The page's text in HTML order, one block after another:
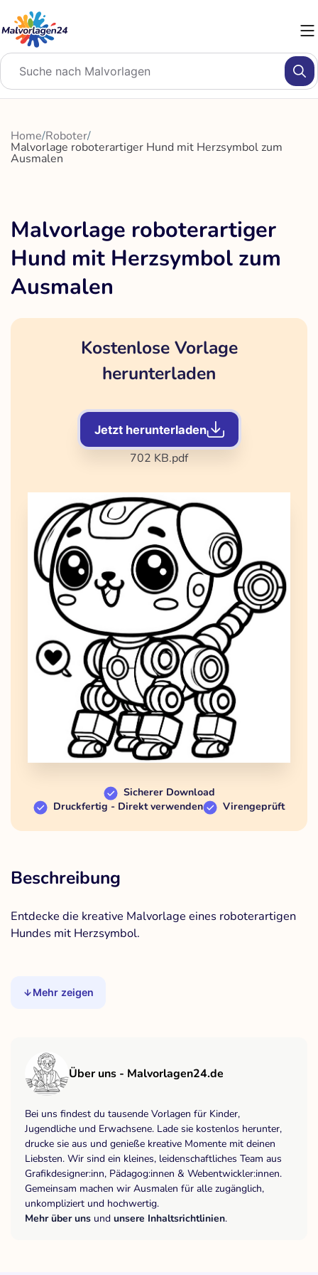
Inhalt
springen
Home/Roboter/
Malvorlage roboterartiger Hund mit Herzsymbol zum
Ausmalen
Malvorlage roboterartiger
Hund mit Herzsymbol zum
Ausmalen
Kostenlose Vorlage
herunterladen
Jetzt herunterladen
702 KB.pdf
Sicherer Download
Druckfertig - Direkt verwenden
Virengeprüft
Beschreibung
Entdecke die kreative Malvorlage eines roboterartigen
Hundes mit Herzsymbol.
Mehr zeigen
Über uns - Malvorlagen24.de
Bei uns findest du tausende Vorlagen für Kinder,
Jugendliche und Erwachsene. Lade sie kostenlos herunter,
drucke sie aus und genieße kreative Momente mit deinen
Liebsten. Wir sind ein kleines, leidenschaftliches Team aus
Grafikdesigner:inn, Pädagog:innen & Webentwickler:innen.
Gemeinsam machen wir Ausmalen für alle zugänglich,
unkompliziert und hochwertig.
Mehr über uns und unsere Inhaltsrichtlinien.